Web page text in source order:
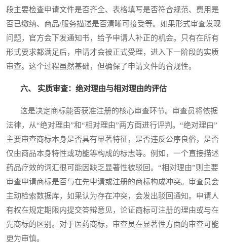
段主要检查申请文件是否齐全、表格填写是否符合规范、费用是
否已缴纳、商品/服务描述是否清晰可接受等。如果形式审查发现
问题，官方会下发通知书，给予申请人补正的机会。只有在所有
形式要求都满足后，申请才会被正式受理，进入下一阶段的实质
审查。这个过程虽然基础，但确保了申请文件的合规性。
六、 实质审查：绝对理由与相对理由的评估
这是决定商标能否获准注册的核心审查环节。审查员将依据
法律，从“绝对理由”和“相对理由”两方面进行评判。“绝对理由”
主要审查商标本身是否具有显著特征，是否违反公序良俗，是否
仅由商品本身特性或功能等构成的标志等。例如，一个直接描述
药品疗效的词汇很可能因缺乏显著性被驳回。“相对理由”则主要
审查申请商标是否与在先申请或注册的商标构成冲突。审查员会
主动检索数据库，如果认为存在冲突，会发出驳回通知。申请人
有权在规定期限内提交答辩意见，论证商标可注册的理由或与在
先商标的区别。对于医药商标，审查员在显著性方面的审查可能
更为审慎。